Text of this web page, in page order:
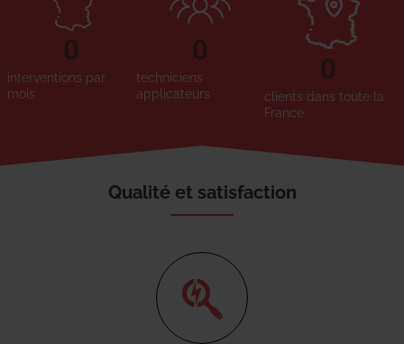
interventions par
mois
0
techniciens
applicateurs
0
clients dans toute la
France
0
Qualité et satisfaction